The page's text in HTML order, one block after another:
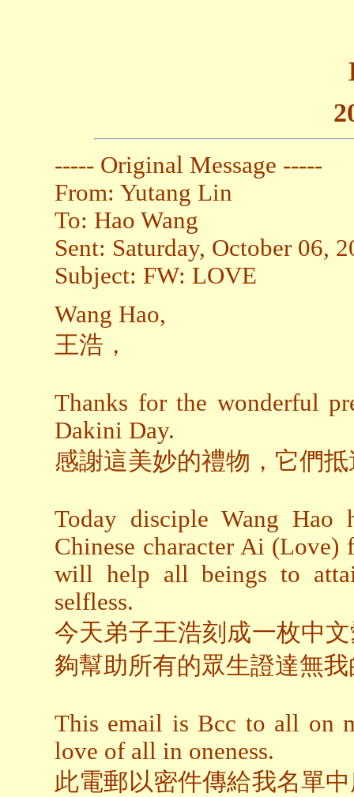
----- Original Message -----
From: Yutang Lin
To: Hao Wang
Sent: Saturday, October 06,
Subject: FW: LOVE
Wang Hao,
王浩，
Thanks for the wonderful
Dakini Day.
感謝這美妙的禮物，它們
Today disciple Wang
Chinese character Ai
will help all beings to
selfless.
今天弟子王浩刻成一枚中
夠幫助所有的眾生證達無
This email is Bcc to all on
love of all in oneness.
此電郵以密件傳給我名單